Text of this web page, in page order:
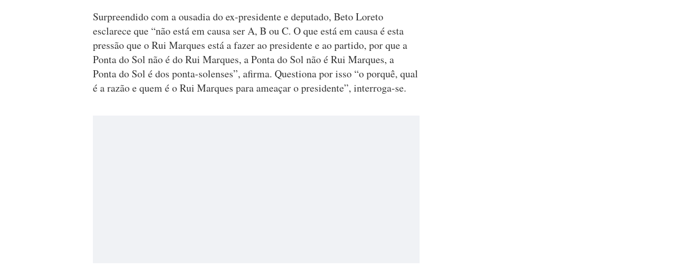
Surpreendido com a ousadia do ex-presidente e deputado, Beto Loreto
esclarece que “não está em causa ser A, B ou C. O que está em causa é esta
pressão que o Rui Marques está a fazer ao presidente e ao partido, por que a
Ponta do Sol não é do Rui Marques, a Ponta do Sol não é Rui Marques, a
Ponta do Sol é dos ponta-solenses”, afirma. Questiona por isso “o porquê, qual
é a razão e quem é o Rui Marques para ameaçar o presidente”, interroga-se.